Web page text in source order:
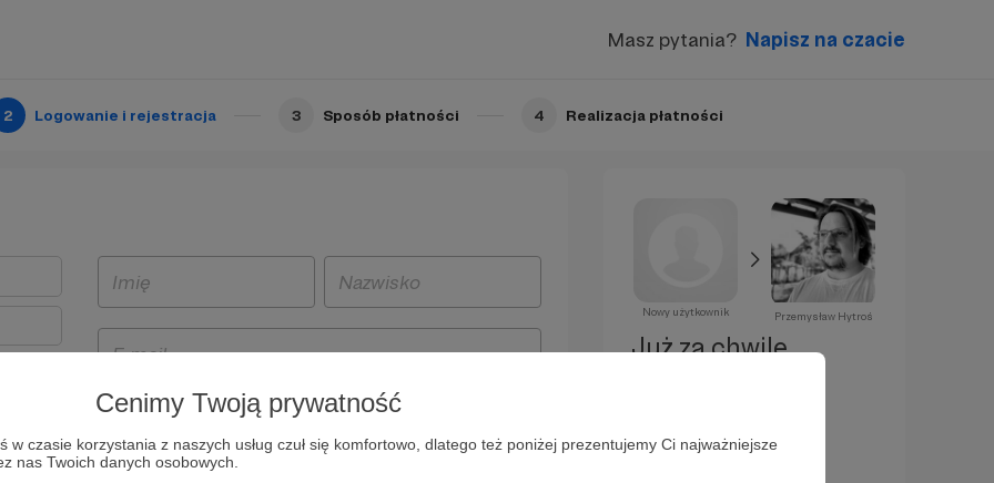
Cenimy Twoją prywatność
w czasie korzystania z naszych usług czuł się komfortowo, dlatego też poniżej prezentujemy Ci najważniejsze
nas Twoich danych osobowych.
Masz pytania? Napisz na czacie
2 Logowanie i rejestracja 3 Sposób płatności 4 Realizacja płatności
i
będą
Nowy użytkownik Przemysław Hytroś
Już za chwilę